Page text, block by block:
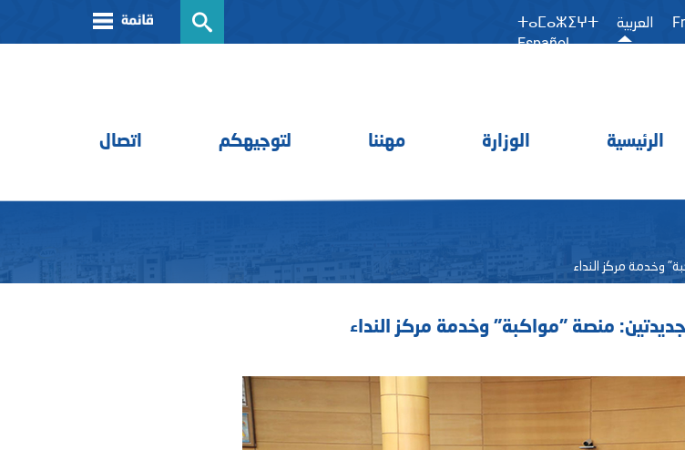
ⵜⴰⵎⴰⵣⵉⵖⵜ العربية
Español
الرئيسية الوزارة مهننا لتوجيهكم اتصال
وخدمة مركز النداء
منصة "مواكبة" وخدمة مركز النداء